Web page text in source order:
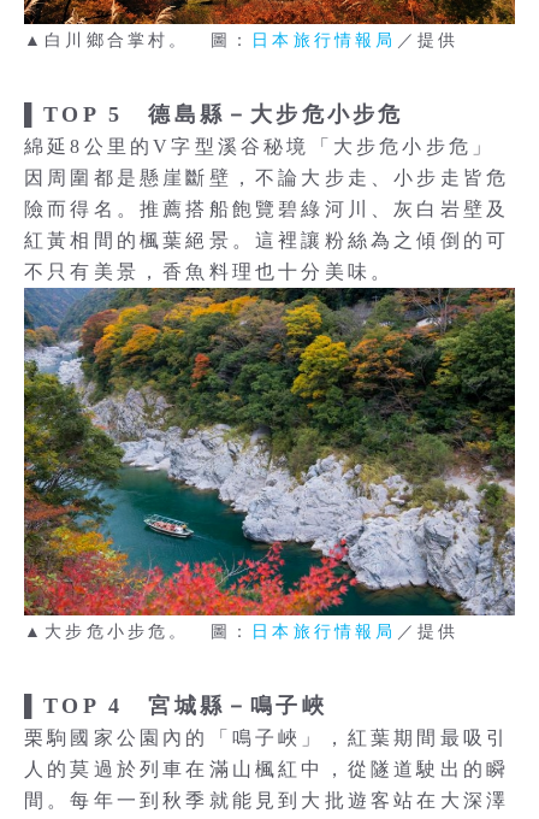
▲白川鄉合掌村。 圖： 日本旅行情報局 ／提供
▌TOP 5 德島縣－大步危小步危
綿延8公里的V字型溪谷秘境「大步危小步危」
因周圍都是懸崖斷壁，不論大步走、小步走皆危
險而得名。推薦搭船飽覽碧綠河川、灰白岩壁及
紅黃相間的楓葉絕景。這裡讓粉絲為之傾倒的可
不只有美景，香魚料理也十分美味。
▲大步危小步危。 圖： 日本旅行情報局 ／提供
▌TOP 4 宮城縣－鳴子峽
栗駒國家公園內的「鳴子峽」，紅葉期間最吸引
人的莫過於列車在滿山楓紅中，從隧道駛出的瞬
間。每年一到秋季就能見到大批遊客站在大深澤